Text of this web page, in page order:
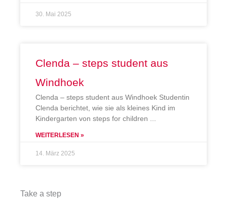
30. Mai 2025
Clenda – steps student aus
Windhoek
Clenda – steps student aus Windhoek Studentin
Clenda berichtet, wie sie als kleines Kind im
Kindergarten von steps for children
WEITERLESEN »
14. März 2025
Take a step